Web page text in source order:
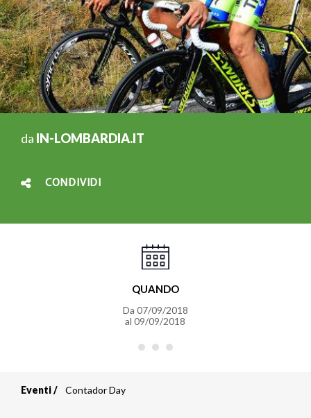
da IN-LOMBARDIA.IT
CONDIVIDI
QUANDO
Da 07/09/2018
al 09/09/2018
Eventi Contador Day